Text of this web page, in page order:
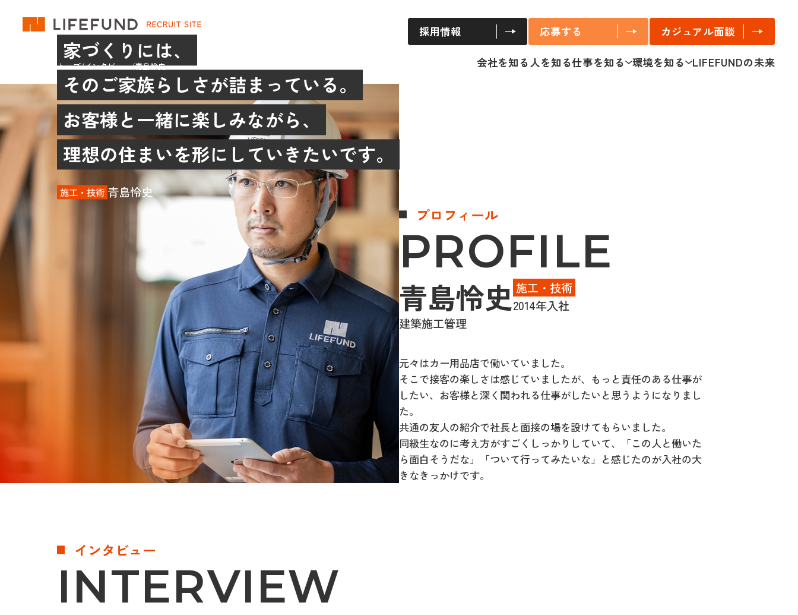
採用情報 応募する カジュアル面談
会社を知る 人を知る仕事を知る 環境を知る LIFEFUNDの未来
ARRCHアドバイザー
PGHOUSEアドバイザー
建築家と創る『ARRCH』の意匠設計
PGHOUSE専属の設計職
ARRCH専属スタイリスト
施工管理（着工前担当）
施工管理（着工後担当）
エクステリア・外構プランナー
リフォーム・リノベ営業施工管理
不動産売買営業職
広報マーケティング担当
組織人事（経営・人材戦略担当）
評価制度・キャリアの考え方
よくあるご質問
家づくりには、
そのご家族らしさが詰まっている。
お客様と一緒に楽しみながら、
理想の住まいを形にしていきたいです。
施工・技術 青島怜史
トップ/インタビュー/青島怜史
プロフィール
PROFILE
青島怜史 施工・技術
2014年入社
建築施工管理
元々はカー用品店で働いていました。
そこで接客の楽しさは感じていましたが、もっと責任のある仕事が
したい、お客様と深く関われる仕事がしたいと思うようになりまし
た。
共通の友人の紹介で社長と面接の場を設けてもらいました。
同級生なのに考え方がすごくしっかりしていて、「この人と働いた
ら面白そうだな」「ついて行ってみたいな」と感じたのが入社の大
きなきっかけです。
インタビュー
INTERVIEW